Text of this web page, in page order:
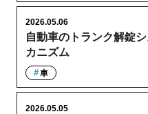
自動車のトランク解錠
カニズム
2026.05.06
車
2026.05.05